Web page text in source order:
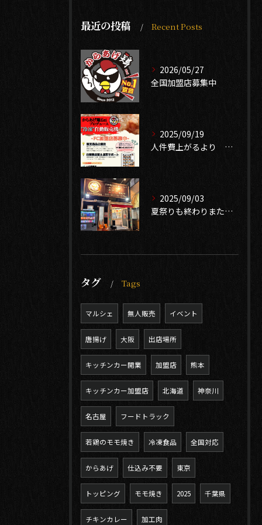
最近の投稿 Recent Posts
2026/05/27
全国加盟店募集中
2025/09/19
人件費上がるより 無人販売で売り上げ確保 中古自販機有ります
2025/09/03
夏祭りも終わりまたイベントシーズン到来❣️
タグ Tags
マルシェ 無人販売 イベント
唐揚げ 大阪 出店場所
キッチンカー開業 加盟店 熊本
キッチンカー加盟店 北海道 神奈川
名古屋 フードトラック
若鶏のモモ焼き 冷凍食品 全国対応
からあげ 仕込み不要 東京
トッピング モモ焼き 2025 千葉県
チキンカレー 加工肉